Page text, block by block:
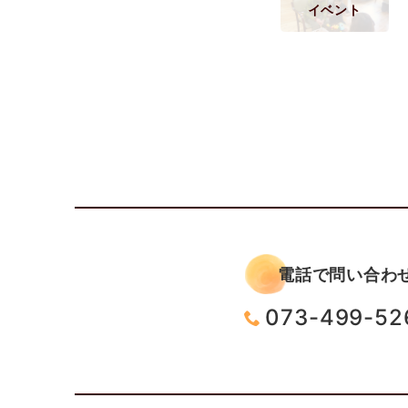
イベント
電話で問い合わ
073-499-